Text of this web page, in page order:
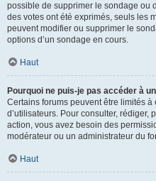
possible de supprimer le sondage ou
des votes ont été exprimés, seuls les
peuvent modifier ou supprimer le
options d’un sondage en cours.
Haut
Pourquoi ne puis-je pas accéder à
Certains forums peuvent être limités
d’utilisateurs. Pour consulter, rédiger,
action, vous avez besoin des
modérateur ou un administrateur du
Haut